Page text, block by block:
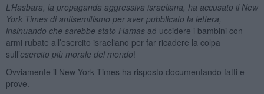
L’Hasbara, la propaganda aggressiva israeliana, ha accusato il New
York Times di antisemitismo per aver pubblicato la lettera,
insinuando che sarebbe stato Hamas ad uccidere i bambini con
armi rubate all’esercito israeliano per far ricadere la colpa
sull’esercito più morale del mondo!
Ovviamente il New York Times ha risposto documentando fatti e
prove.